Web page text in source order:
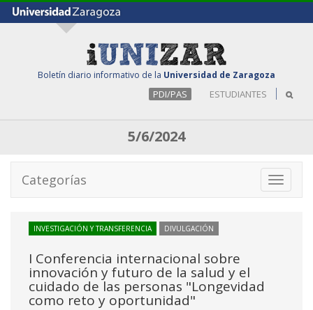
Boletín diario informativo de la Universidad de Zaragoza
PDI/PAS ESTUDIANTES
5/6/2024
Toggle
Categorías
INVESTIGACIÓN Y TRANSFERENCIA DIVULGACIÓN
I Conferencia internacional sobre
innovación y futuro de la salud y el
cuidado de las personas "Longevidad
como reto y oportunidad"